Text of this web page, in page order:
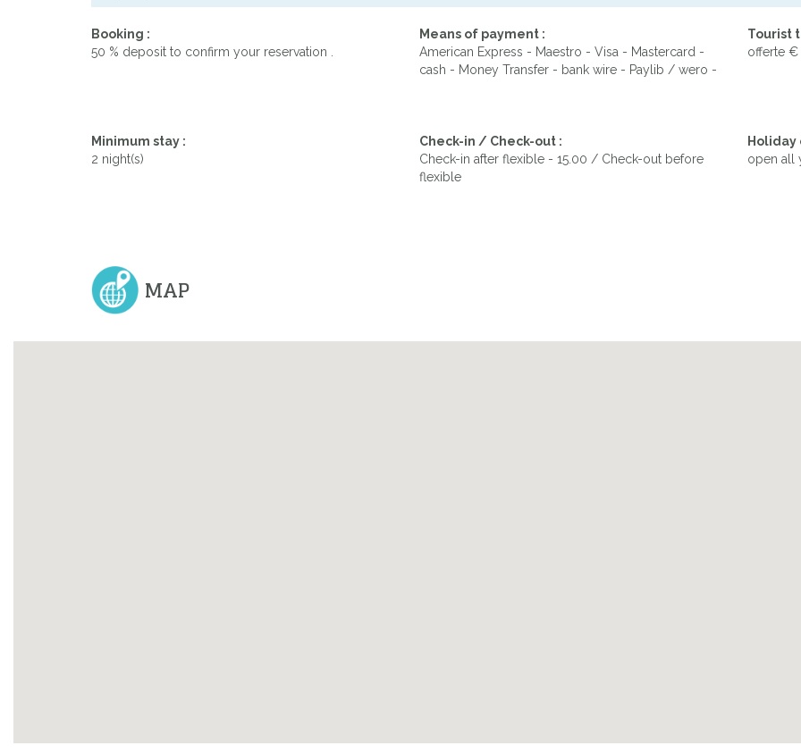
Booking :
50 % deposit to confirm your reservation .
Means of payment :
American Express - Maestro - Visa - Mastercard -
cash - Money Transfer - bank wire - Paylib / wero -
Tourist
offerte
Minimum stay :
2 night(s)
Check-in / Check-out :
Check-in after flexible - 15.00 / Check-out before
flexible
Holiday
open all
MAP